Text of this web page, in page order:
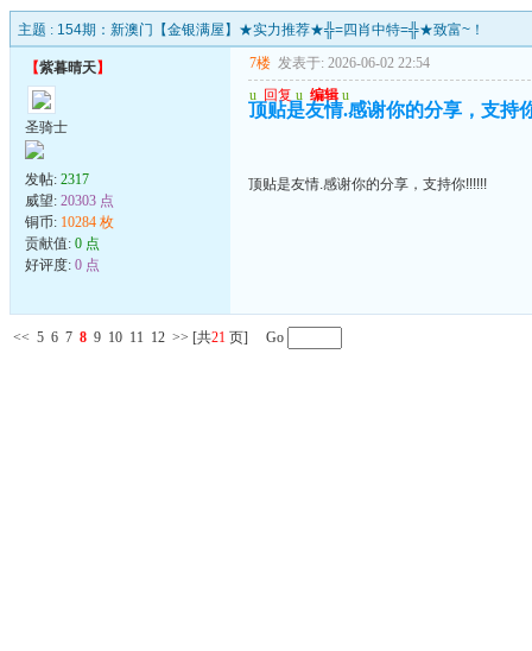
主题 : 154期：新澳门【金银满屋】★实力推荐★╬=四肖中特=╬★致富~！
【紫暮晴天】
圣骑士
发帖: 2317
威望: 20303 点
铜币: 10284 枚
贡献值: 0 点
好评度: 0 点
7楼 发表于: 2026-06-02 22:54
u 回复 u 编辑 u
顶贴是友情.感谢你的分享，支持
顶贴是友情.感谢你的分享，支持你!!!!!!
<< 5 6 7 8 9 10 11 12 >> [共21 页] Go